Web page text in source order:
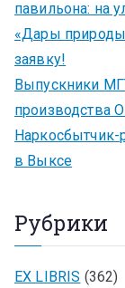
павильона: на
«Дары
заявку!
Выпускники
производства
в Выксе
Рубрики
EX LIBRIS (362)